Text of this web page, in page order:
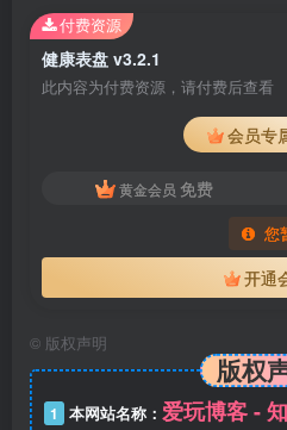
健康表盘 v3.2.1
此内容为付费资源，请付费后查看
会员专
黄金会员 免费
您
开通
付费资源
© 版权声明
版权
1 本网站名称： 爱玩博客 -